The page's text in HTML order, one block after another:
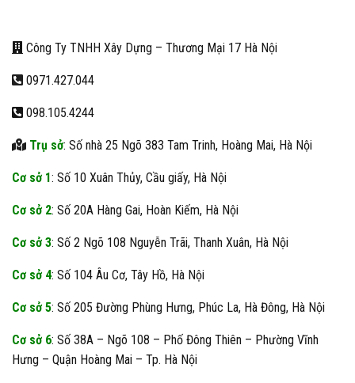
Công Ty TNHH Xây Dựng – Thương Mại 17 Hà Nội
0971.427.044
098.105.4244
Trụ sở: Số nhà 25 Ngõ 383 Tam Trinh, Hoàng Mai, Hà Nội
Cơ sở 1: Số 10 Xuân Thủy, Cầu giấy, Hà Nội
Cơ sở 2: Số 20A Hàng Gai, Hoàn Kiếm, Hà Nội
Cơ sở 3: Số 2 Ngõ 108 Nguyễn Trãi, Thanh Xuân, Hà Nội
Cơ sở 4: Số 104 Âu Cơ, Tây Hồ, Hà Nội
Cơ sở 5: Số 205 Đường Phùng Hưng, Phúc La, Hà Đông, Hà Nội
Cơ sở 6: Số 38A – Ngõ 108 – Phố Đông Thiên – Phường Vĩnh
Hưng – Quận Hoàng Mai – Tp. Hà Nội